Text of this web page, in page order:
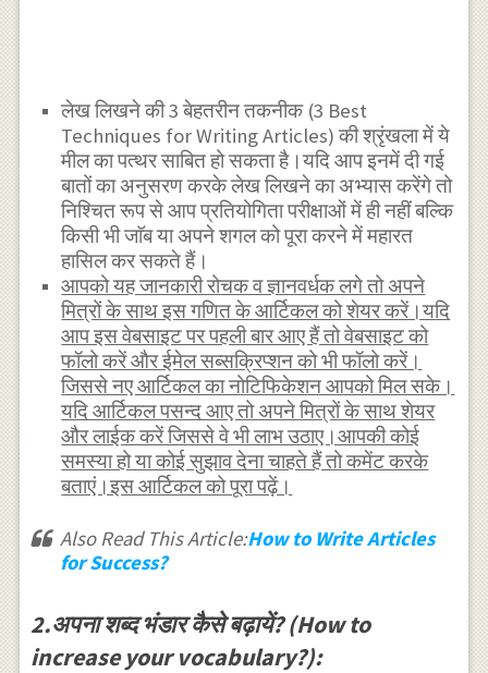
लेख लिखने की 3 बेहतरीन तकनीक (3 Best
Techniques for Writing Articles) की श्रृंखला में ये
मील का पत्थर साबित हो सकता है।यदि आप इनमें दी गई
बातों का अनुसरण करके लेख लिखने का अभ्यास करेंगे तो
निश्चित रूप से आप प्रतियोगिता परीक्षाओं में ही नहीं बल्कि
किसी भी जाॅब या अपने शगल को पूरा करने में महारत
हासिल कर सकते हैं।
आपको यह जानकारी रोचक व ज्ञानवर्धक लगे तो अपने
मित्रों के साथ इस गणित के आर्टिकल को शेयर करें।यदि
आप इस वेबसाइट पर पहली बार आए हैं तो वेबसाइट को
फॉलो करें और ईमेल सब्सक्रिप्शन को भी फॉलो करें।
जिससे नए आर्टिकल का नोटिफिकेशन आपको मिल सके।
यदि आर्टिकल पसन्द आए तो अपने मित्रों के साथ शेयर
और लाईक करें जिससे वे भी लाभ उठाए।आपकी कोई
समस्या हो या कोई सुझाव देना चाहते हैं तो कमेंट करके
बताएं।इस आर्टिकल को पूरा पढ़ें।
Also Read This Article:How to Write Articles
for Success?
2.अपना शब्द भंडार कैसे बढ़ायें? (How to
increase your vocabulary?):